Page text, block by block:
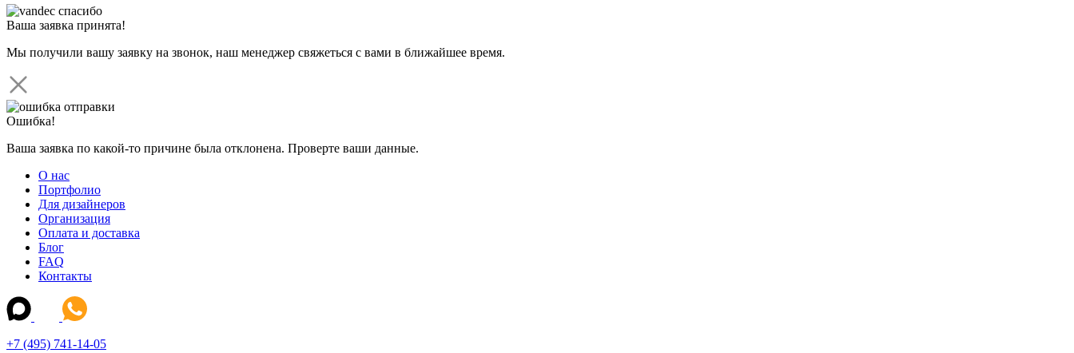
Ваша заявка принята!
Мы получили вашу заявку на звонок, наш менеджер свяжеться с вами в ближайшее время.
Ошибка!
Ваша заявка по какой-то причине была отклонена. Проверте ваши данные.
О нас
Портфолио
Для дизайнеров
Организация
Оплата и доставка
Блог
FAQ
Контакты
+7 (495) 741-14-05